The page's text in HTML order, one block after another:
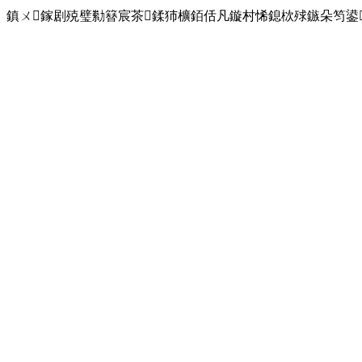
鎮ㄨ鎵剧殑璧勬簮宸茶鍒犻櫎銆佸凡鏇村悕鎴栨殏鏃朵笉